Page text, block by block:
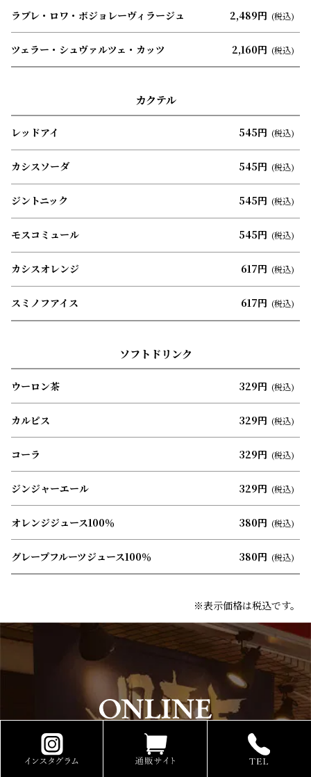
ラブレ・ロワ・ボジョレーヴィラージュ 2,489円 (税込)
ツェラー・シュヴァルツェ・カッツ 2,160円 (税込)
カクテル
レッドアイ 545円 (税込)
カシスソーダ 545円 (税込)
ジントニック 545円 (税込)
モスコミュール 545円 (税込)
カシスオレンジ 617円 (税込)
スミノフアイス 617円 (税込)
ソフトドリンク
ウーロン茶 329円 (税込)
カルピス 329円 (税込)
コーラ 329円 (税込)
ジンジャーエール 329円 (税込)
オレンジジュース100％ 380円 (税込)
グレープフルーツジュース100％ 380円 (税込)
※表示価格は税込です。